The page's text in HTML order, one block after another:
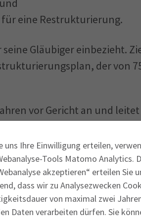
uns Ihre Einwilligung erteilen,
Tools Matomo Analytics.
akzeptieren“ erteilen Sie
dass wir zu Analysezwecken
von maximal zwei
Daten verarbeiten dürfen. Sie
eine Restrukturierung.
Gläubiger einbezieht.
der von
vor Gericht an und
die
der drohenden
die Amtsgerichte am Sitz
Nürnberg und Bamberg.